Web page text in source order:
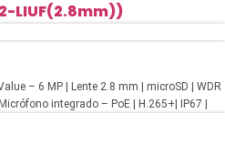
LIUF(2.8mm))
– 6 MP | Lente 2.8 mm | microSD | WDR
Software CMS, Smartphone y NVR